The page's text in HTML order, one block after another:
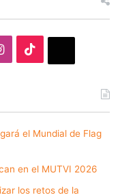
Instagram
el Mundial de Flag
en el MUTVI 2026
los retos de la